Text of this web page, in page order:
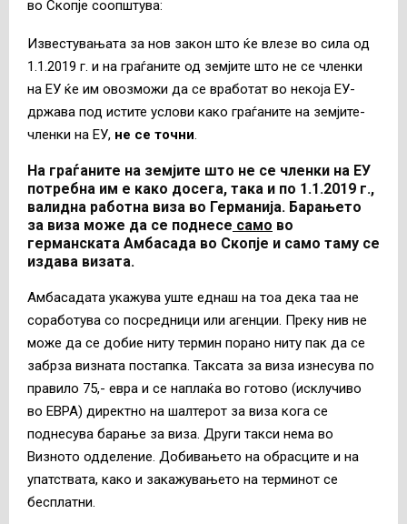
во Скопје соопштува:
Известувањата за нов закон што ќе влезе во сила од
1.1.2019 г. и на граѓаните од земјите што не се членки
на ЕУ ќе им овозможи да се вработат во некоја ЕУ-
држава под истите услови како граѓаните на земјите-
членки на ЕУ, не се точни
На граѓаните на земјите што не се членки на ЕУ
потребна им е како досега, така и по 1.1.2019 г.,
валидна работна виза во Германија. Барањето
за виза може да се поднесе само во
германската Амбасада во Скопје и само таму се
издава визата.
Амбасадата укажува уште еднаш на тоа дека таа не
соработува со посредници или агенции. Преку нив не
може да се добие ниту термин порано ниту пак да се
забрза визната постапка. Таксата за виза изнесува по
правило 75,- евра и се наплаќа во готово (исклучиво
во ЕВРА) директно на шалтерот за виза кога се
поднесува барање за виза. Други такси нема во
Визното одделение. Добивањето на обрасците и на
упатствата, како и закажувањето на терминот се
бесплатни.